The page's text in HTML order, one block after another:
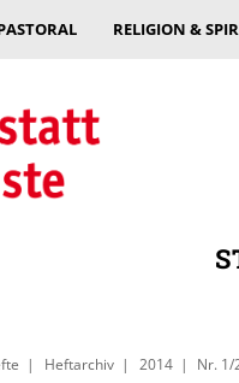
RELIGION &
Heftarchiv 2014 Nr. 1/